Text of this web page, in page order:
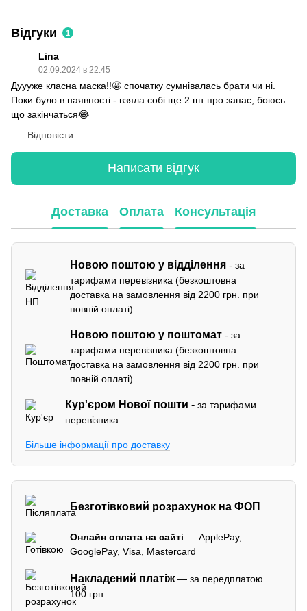
Відгуки 1
Lina
02.09.2024 в 22:45
Дуууже класна маска!!🤩 спочатку сумнівалась брати чи ні.
Поки було в наявності - взяла собі ще 2 шт про запас, боюсь
що закінчаться😂
Відповісти
Написати відгук
Доставка Оплата Консультація
Новою поштою у відділення - за
тарифами перевізника (безкоштовна
доставка на замовлення від 2200 грн. при
повній оплаті).
Новою поштою у поштомат - за
тарифами перевізника (безкоштовна
доставка на замовлення від 2200 грн. при
повній оплаті).
Кур'єром Нової пошти -за тарифами
перевізника.
Більше інформації про доставку
Безготівковий розрахунок на ФОП
Онлайн оплата на сайті — ApplePay,
GooglePay, Visa, Mastercard
Накладений платіж— за передплатою
100 грн